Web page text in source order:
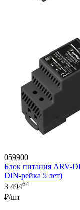
059900
Блок питания ARV-
DIN-рейка 5 лет)
3 49464
₽/шт